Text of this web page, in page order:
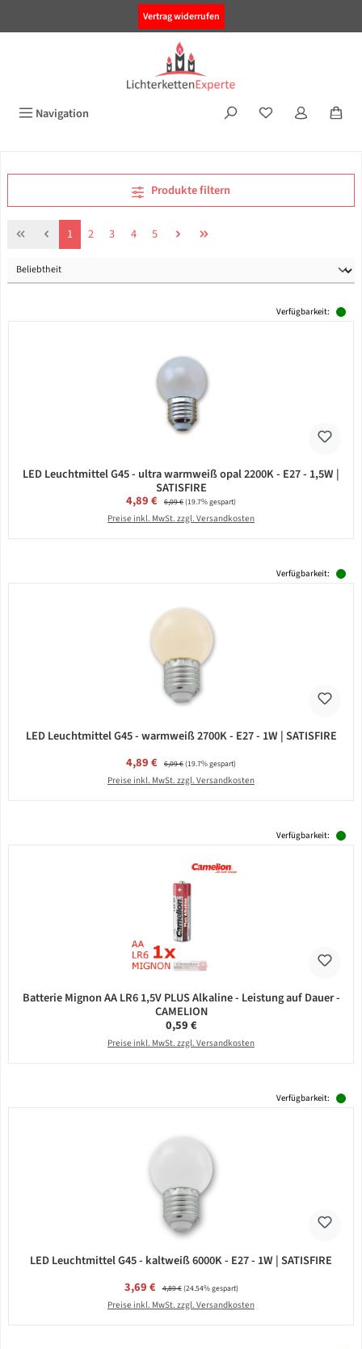
Vertrag widerrufen
Navigation
Produkte filtern
Seite
1 Seite
2 Seite
3 Seite
4 Seite
5
Verfügbarkeit:
LED Leuchtmittel G45 - ultra warmweiß opal 2200K - E27 - 1,5W |
SATISFIRE
Verkaufspreis:
4,89 € Regulärer Preis:
6,09 €(19.7% gespart)
Preise inkl. MwSt. zzgl. Versandkosten
Verfügbarkeit:
LED Leuchtmittel G45 - warmweiß 2700K - E27 - 1W | SATISFIRE
Verkaufspreis:
4,89 € Regulärer Preis:
6,09 €(19.7% gespart)
Preise inkl. MwSt. zzgl. Versandkosten
Verfügbarkeit:
Batterie Mignon AA LR6 1,5V PLUS Alkaline - Leistung auf Dauer -
CAMELION
Regulärer Preis:
0,59 €
Preise inkl. MwSt. zzgl. Versandkosten
Verfügbarkeit:
LED Leuchtmittel G45 - kaltweiß 6000K - E27 - 1W | SATISFIRE
Verkaufspreis:
3,69 € Regulärer Preis:
4,89 €(24.54% gespart)
Preise inkl. MwSt. zzgl. Versandkosten